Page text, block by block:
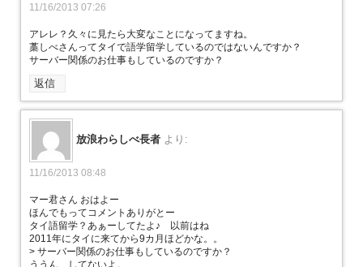
11/16/2013 07:26
アレレ？久々に見たら大変なことになってますね。
藁しべさんってタイで語学留学しているのではないんですか？
サーバー関係のお仕事もしているのですか？
返信
放浪わらしべ長者 より:
11/16/2013 08:48
マー君さん おはよー
ほんでもってコメントありがとー
タイ語留学？あぁーしてたよ♪ 以前はね
2011年にタイに来てから9カ月ほどかな。。
> サーバー関係のお仕事もしているのですか？
ううん、してないよ。